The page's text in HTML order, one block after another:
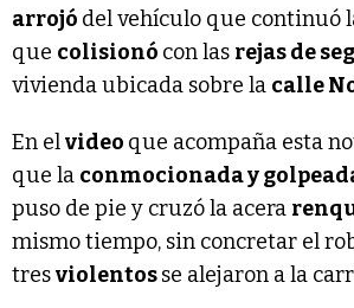
arrojó del vehículo que continuó
que colisionó con las rejas de
vivienda ubicada sobre la calle
En elvideo que acompaña esta
que la conmocionada y
puso de pie y cruzó la acera
mismo tiempo, sin concretar el
tresviolentosse alejaron a la